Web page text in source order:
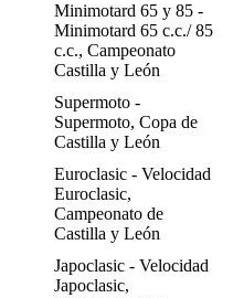
Minimotard 65 y 85 -
Minimotard 65 c.c./ 85
c.c., Campeonato
Castilla y León
Supermoto -
Supermoto, Copa de
Castilla y León
Euroclasic - Velocidad
Euroclasic,
Campeonato de
Castilla y León
Japoclasic - Velocidad
Japoclasic,